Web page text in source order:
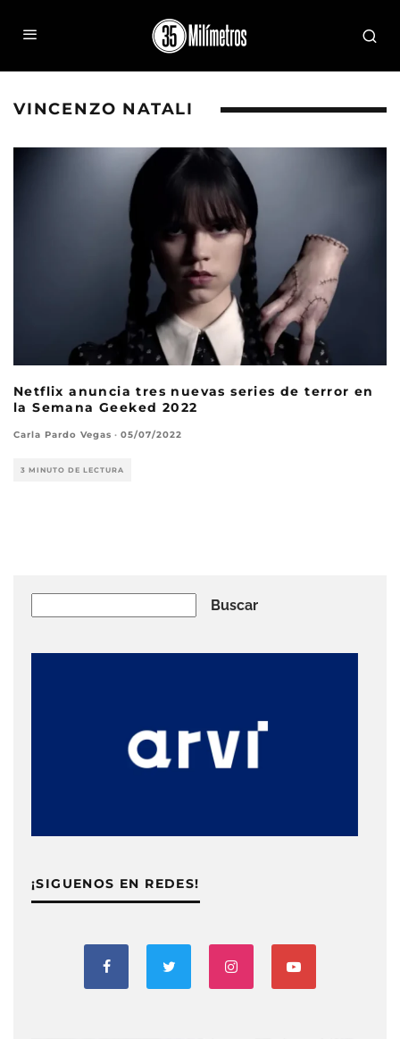
VINCENZO NATALI
Netflix anuncia tres nuevas series de terror en
la Semana Geeked 2022
Carla Pardo Vegas · 05/07/2022
3 MINUTO DE LECTURA
Buscar
¡SIGUENOS EN REDES!